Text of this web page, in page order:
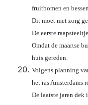
fruitbomen en
Dit moet met zorg
De eerste
Omdat de maartse
huis gereden.
Volgens planning
het ras Amsterdams
De laatste jaren